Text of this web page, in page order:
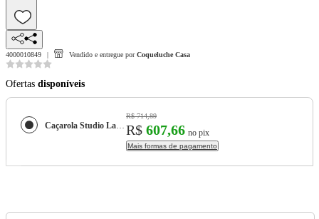
4000010849 Vendido e entregue por Coqueluche Casa
Ofertas disponíveis
Caçarola Studio Laranja E Vermelha Com Tampa 29,5X13cm 6,8 Litros - Hercules
R$ 714,89
R$ 607,66 no pix
Mais formas de pagamento